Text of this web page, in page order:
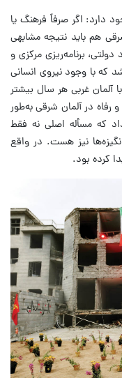
دارد: اگر صرفاً فرهنگ یا
هم باید نتیجه مشابهی
برنامه‌ریزی مرکزی و
با وجود نیروی انسانی
آلمان غربی هر سال بیشتر
در آلمان شرقی به‌طور
که مسأله اصلی نه فقط
نیز هست. در واقع
کرده بود.